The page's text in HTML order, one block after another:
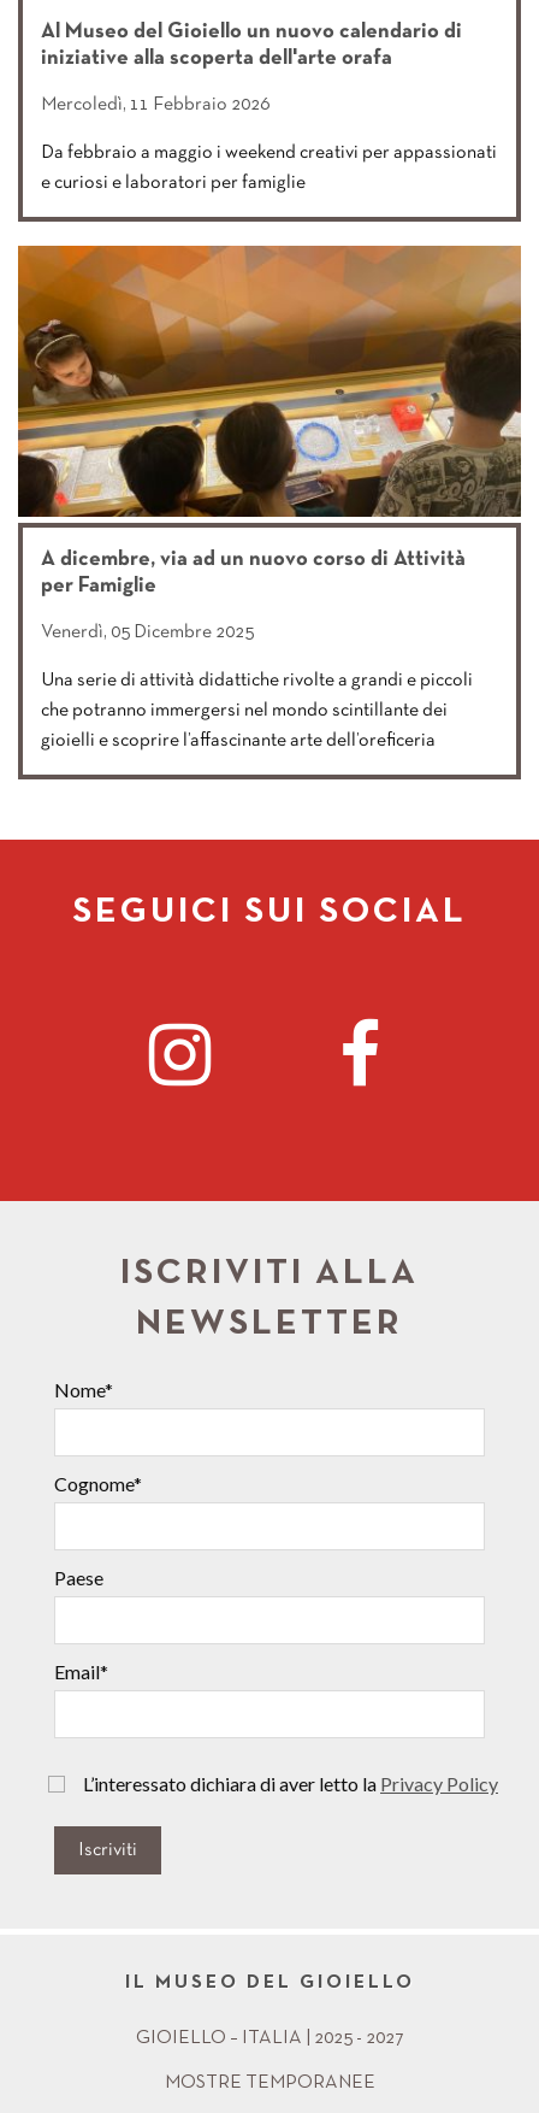
Al Museo del Gioiello un nuovo calendario di
iniziative alla scoperta dell'arte orafa
Mercoledì, 11 Febbraio 2026
Da febbraio a maggio i weekend creativi per appassionati
e curiosi e laboratori per famiglie
A dicembre, via ad un nuovo corso di Attività
per Famiglie
Venerdì, 05 Dicembre 2025
Una serie di attività didattiche rivolte a grandi e piccoli
che potranno immergersi nel mondo scintillante dei
gioielli e scoprire l’affascinante arte dell’oreficeria
SEGUICI SUI SOCIAL
ISCRIVITI ALLA
NEWSLETTER
Nome*
Cognome*
Paese
Email*
L’interessato dichiara di aver letto la Privacy Policy
Iscriviti
IL MUSEO DEL GIOIELLO
GIOIELLO – ITALIA | 2025 - 2027
MOSTRE TEMPORANEE